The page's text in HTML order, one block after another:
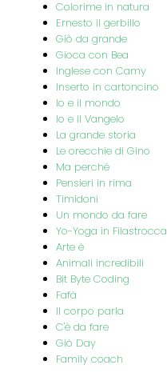
Colorime in natura
Ernesto il gerbillo
Giò da grande
Gioca con Bea
Inglese con Camy
Inserto in cartoncino
Io e il mondo
Io e il Vangelo
La grande storia
Le orecchie di Gino
Ma perché
Pensieri in rima
Timidoni
Un mondo da fare
Yo-Yoga in Filastrocca
Arte è
Animali incredibili
Bit Byte Coding
Fafà
Il corpo parla
C'è da fare
Giò Day
Family coach